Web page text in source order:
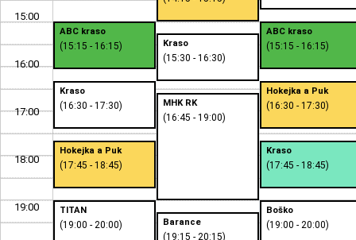
15:00
16:00
17:00
18:00
19:00
ABC kraso
(15:15 - 16:15)
Kraso
(16:30 - 17:30)
Hokejka a Puk
(17:45 - 18:45)
TITAN
(19:00 - 20:00)
Kraso
(15:30 - 16:30)
MHK RK
(16:45 - 19:00)
Barance
(19:15 - 20:15)
ABC kraso
(15:15 - 16:15)
Hokejka a Puk
(16:30 - 17:30)
Kraso
(17:45 - 18:45)
Boško
(19:00 - 20:00)